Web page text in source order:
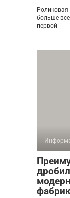
Роликовая
больше
первой